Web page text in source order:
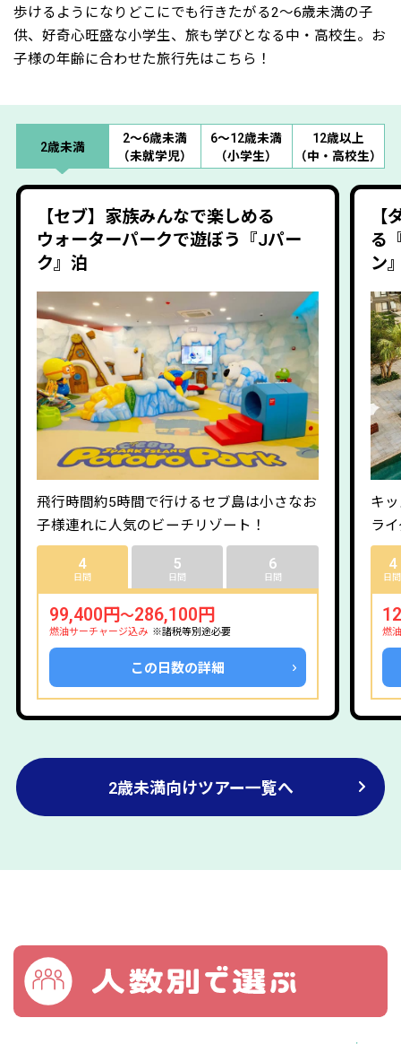
歩けるようになりどこにでも行きたがる2～6歳未満の子
供、好奇心旺盛な小学生、旅も学びとなる中・高校生。お
子様の年齢に合わせた旅行先はこちら！
2歳未満
2～6歳未満
（未就学児）
6～12歳未満
（小学生）
12歳以上
（中・高校生）
【セブ】家族みんなで楽しめる
ウォーターパークで遊ぼう『Jパー
ク』泊
飛行時間約5時間で行けるセブ島は小さなお
子様連れに人気のビーチリゾート！
4
日間
5
日間
6
日間
99,400円 ～286,100円
燃油サーチャージ込み ※諸税等別途必要
この日数の詳細
【
る
ン
キ
ラ
4
日間
燃
2歳未満向けツアー一覧へ